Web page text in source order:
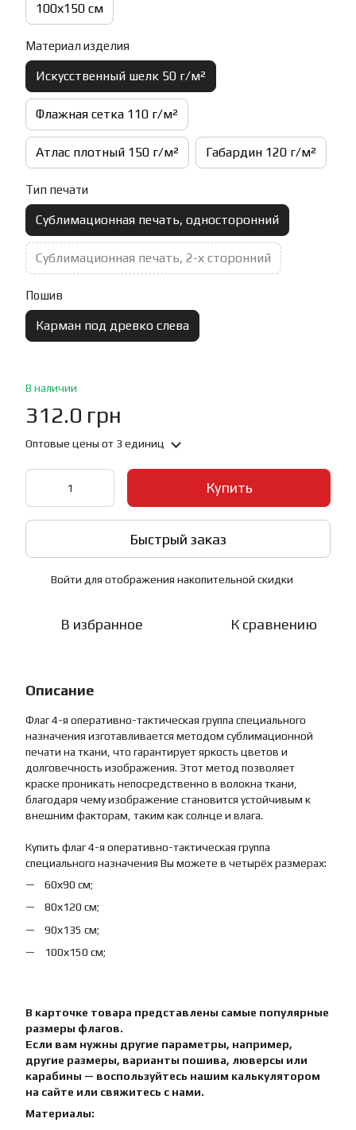
100х150 см
Материал изделия
Искусственный шелк 50 г/м²
Флажная сетка 110 г/м²
Атлас плотный 150 г/м² Габардин 120 г/м²
Тип печати
Сублимационная печать, односторонний
Сублимационная печать, 2-х сторонний
Пошив
Карман под древко слева
В наличии
312.0 грн
Оптовые цены от 3 единиц
Купить
Быстрый заказ
Войти для отображения накопительной скидки
В избранное К сравнению
Описание
Флаг 4-я оперативно-тактическая группа специального
назначения изготавливается методом сублимационной
печати на ткани, что гарантирует яркость цветов и
долговечность изображения. Этот метод позволяет
краске проникать непосредственно в волокна ткани,
благодаря чему изображение становится устойчивым к
внешним факторам, таким как солнце и влага.
Купить флаг 4-я оперативно-тактическая группа
специального назначения Вы можете в четырёх размерах:
60х90 см;
80х120 см;
90х135 см;
100х150 см;
В карточке товара представлены самые популярные
размеры флагов.
Если вам нужны другие параметры, например,
другие размеры, варианты пошива, люверсы или
карабины — воспользуйтесь нашим калькулятором
на сайте или свяжитесь с нами.
Материалы: